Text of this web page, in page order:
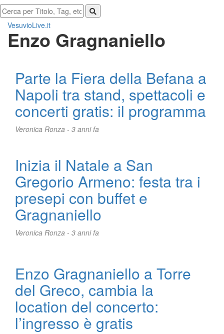
VesuvioLive.it
Enzo Gragnaniello
Parte la Fiera della Befana a
Napoli tra stand, spettacoli e
concerti gratis: il programma
Veronica Ronza - 3 anni fa
Inizia il Natale a San
Gregorio Armeno: festa tra i
presepi con buffet e
Gragnaniello
Veronica Ronza - 3 anni fa
Enzo Gragnaniello a Torre
del Greco, cambia la
location del concerto:
l’ingresso è gratis